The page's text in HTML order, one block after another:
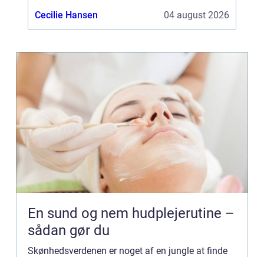
Cecilie Hansen
04 august 2026
En sund og nem hudplejerutine –
sådan gør du
Skønhedsverdenen er noget af en jungle at finde